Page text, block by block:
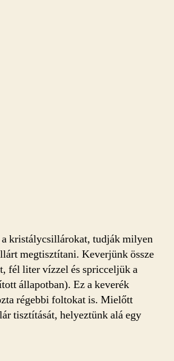
kristálycsillárokat, tudják milyen
megtisztítani. Keverjünk össze
fél liter vízzel és spricceljük a
állapotban). Ez a keverék
régebbi foltokat is. Mielőtt
tisztítását, helyeztünk alá egy